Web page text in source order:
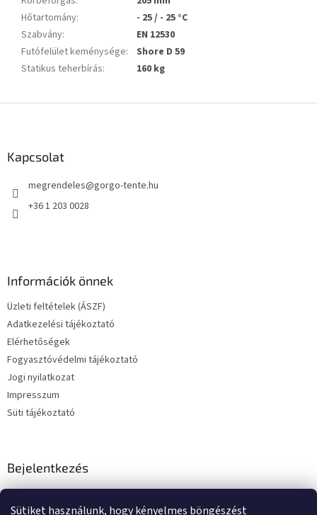
Sütiket használunk, hogy kényelmes böngészést
Hőtartomány:
- 25 / - 25 °C
Szabvány:
EN 12530
Futófelület keménysége:
Shore D 59
Statikus teherbírás: 160 kg
Kapcsolat
megrendeles@gorgo-tente.hu
+36 1 203 0028
Információk önnek
Üzleti feltételek (ÁSZF)
Adatkezelési tájékoztató
Elérhetőségek
Fogyasztóvédelmi tájékoztató
Jogi nyilatkozat
Impresszum
Süti tájékoztató
Bejelentkezés